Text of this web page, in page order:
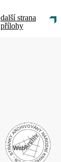
další strana
přílohy